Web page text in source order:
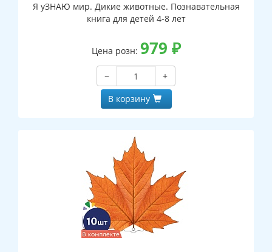
Я уЗНАЮ мир. Дикие животные. Познавательная
книга для детей 4-8 лет
Цена розн: 979 ₽
−
+
В корзину